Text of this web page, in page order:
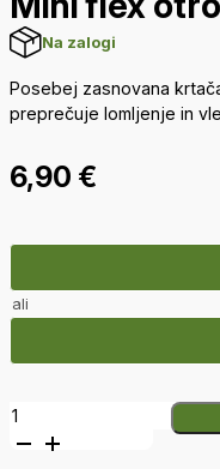
Na zalogi
Posebej zasnovana
preprečuje lomljenje in
6,90 €
ali
Mini
flex